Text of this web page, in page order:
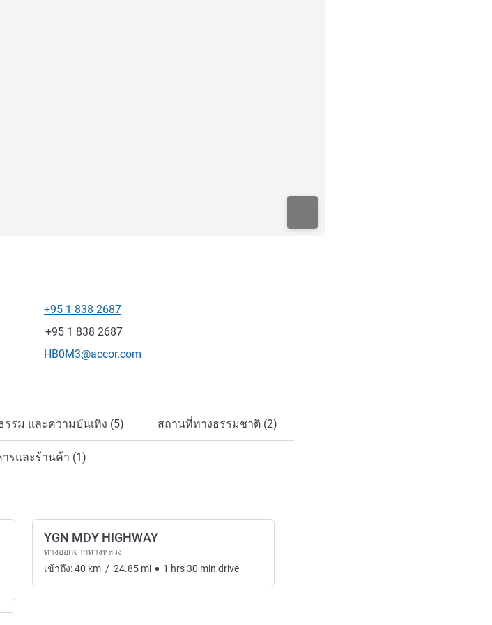
โทรศัพท์
+95 1 838 2687
แฟกซ์
+95 1 838 2687
อีเมลติดต่อ
HB0M3@accor.com
รม และความบันเทิง (5) สถานที่ทางธรรมชาติ (2)
รและร้านค้า (1)
YGN MDY HIGHWAY
ทางออกจากทางหลวง
เข้าถึง:40 km / 24.85 mi 1 hrs30 min drive